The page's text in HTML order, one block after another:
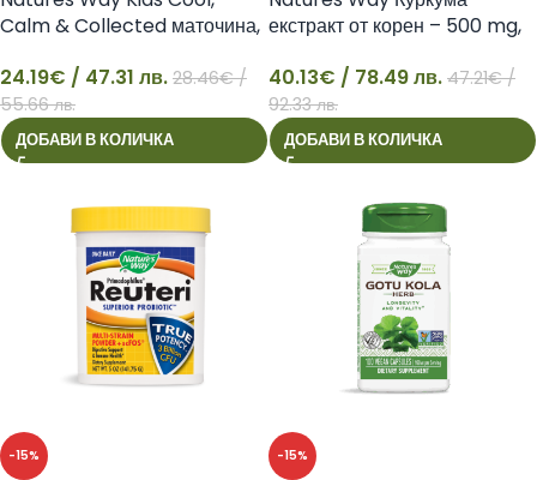
24
Calm & Collected маточина,
24.19€ / 47.31 лв. 28.46€/
55.66 лв.
ДОБАВИ В КОЛИЧКА
40
екстракт от корен – 500 mg,
40.13€ / 78.49 лв. 47.21€/
92.33 лв.
ДОБАВИ В КОЛИЧКА
-15% -15%